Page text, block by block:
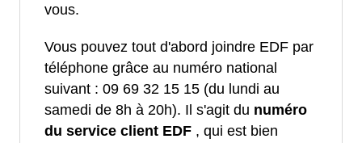
vous.
Vous pouvez tout d'abord joindre EDF par
téléphone grâce au numéro national
suivant : 09 69 32 15 15 (du lundi au
samedi de 8h à 20h). Il s'agit du numéro
du service client EDF , qui est bien